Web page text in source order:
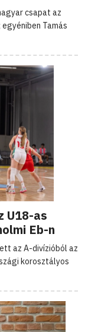
csapat az
Tamás
U18-as
Eb-n
az A-divízióból az
korosztályos